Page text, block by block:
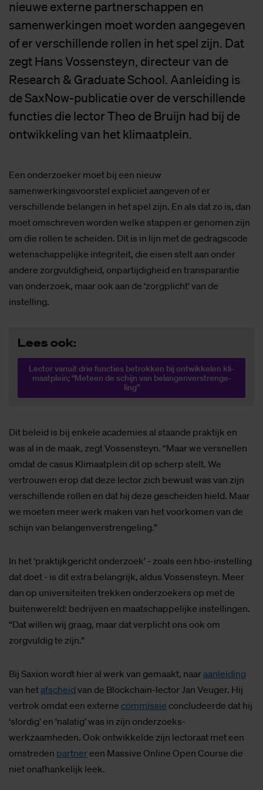
nieuwe externe partnerschappen en
samenwerkingen moet worden aangegeven
of er verschillende rollen in het spel zijn. Dat
zegt Hans Vossensteyn, directeur van de
Research & Graduate School. Aanleiding is
de SaxNow-publicatie over de verschillende
functies die lector Theo de Bruijn had bij de
ontwikkeling van het klimaatplein.
Een onderzoeker moet bij een nieuw
samenwerkingsvoorstel expliciet aangeven of er
verschillende belangen in het spel zijn. En als dat zo is, dan
moet omschreven worden welke stappen er genomen zijn
om die rollen te scheiden. Dit is in lijn met de gedragscode
wetenschappelijke integriteit, die eisen stelt aan onder
andere zorgvuldigheid, onpartijdigheid en transparantie
van onderzoek, maar ook aan de ‘zorgplicht’ van de
instelling.
Lees ook:
Lec­tor van­uit drie func­ties be­trok­ken bij ont­wik­ke­len kli­
maat­plein; “Met­een de schijn van be­lan­gen­ver­stren­ge­
ling”
Dit beleid is bij enkele academies al staande praktijk en
was al in de maak, zegt Vossensteyn. “Maar we versnellen
omdat de casus Klimaatplein dit op scherp stelt. We
vertrouwen erop dat deze lector zich bewust was van zijn
verschillende rollen en dat hij deze gescheiden hield. Maar
we moeten meer werk maken van het voorkomen van de
schijn van belangenverstrengeling.”
In het ‘praktijkgericht onderzoek’ - zoals een hbo-instelling
dat doet - is dit extra belangrijk, aldus Vossensteyn. Meer
dan op universiteiten trekken onderzoekers op met de
buitenwereld: bedrijven en maatschappelijke instellingen.
“Dat willen wij graag, maar dat verplicht ons ook om
zorgvuldig te zijn.”
Bij Saxion wordt hier al werk van gemaakt, naaraanleiding
van hetafscheid van de Blockchain-lector Jan Veuger. Hij
vertrok omdat een externe commissie concludeerde dat hij
‘slordig’ en ‘nalatig’ was in zijn onderzoeks-
werkzaamheden. Ook ontwikkelde zijn lectoraat met een
omstreden partner een Massive Online Open Course die
niet onafhankelijk leek.